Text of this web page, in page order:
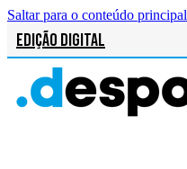
Saltar para o conteúdo principal
Edição Digital